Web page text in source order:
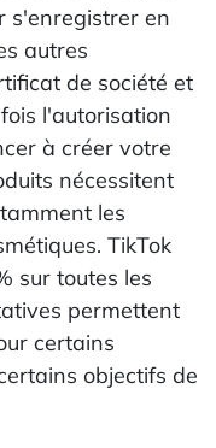
s'enregistrer en
autres
de société et
l'autorisation
à créer votre
nécessitent
les
TikTok
sur toutes les
permettent
certains
objectifs de